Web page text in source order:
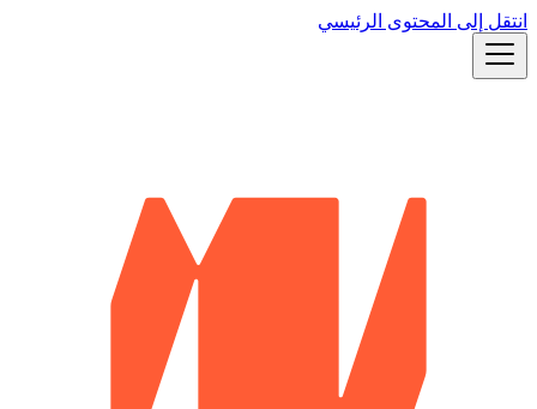
انتقل إلى المحتوى الرئيسي